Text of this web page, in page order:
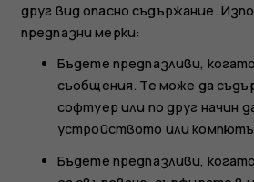
T20
друг вид опасно съдържание.
предпазни мерки:
Бъдете предпазливи,
съобщения. Те може да
софтуер или по друг начин
устройството или
Бъдете предпазливи,